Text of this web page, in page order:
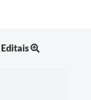
Editais